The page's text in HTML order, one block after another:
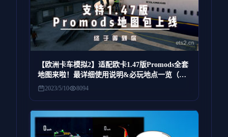
【欧洲卡车模拟2】适配欧卡1.47版Promods全套
地图来啦！最详细使用说明&必玩地点一览（提
供MOD）
2023/5/10 8094